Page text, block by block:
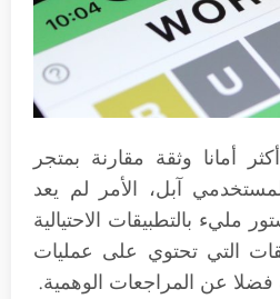
أكثر أمانا وثقة مقارنة بمتجر
آبل، الأمر لم يعد
بالتطبيقات الاحتيالية
التي تحتوي على عمليات
فضلا عن المراجعات الوهمية.